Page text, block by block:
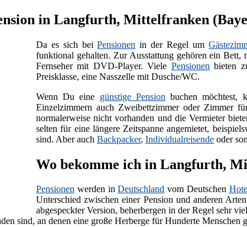
in Langfurth, Mittelfranken
Da es sich beiPensionen in der Regel um
funktional gehalten. Zur Ausstattung gehören ein
Fernseher mit DVD-Player. Viele Pensionen bieten
Preisklasse, eine Nasszelle mit Dusche/WC.
Wenn Du eine günstige Pension buchen möchtest,
Einzelzimmern auch Zweibettzimmer oder Zimmer
normalerweise nicht vorhanden und die Vermieter
selten für eine längere Zeitspanne angemietet,
sind. Aber auch Backpacker, Individualreisende oder
Wo bekomme ich in Langfurth,
Pensionen werden inDeutschland vom Deutschen
Unterschied zwischen einer Pension und anderen
abgespeckter Version, beherbergen in der Regel sehr
sind, an denen eine große Herberge für Hunderte